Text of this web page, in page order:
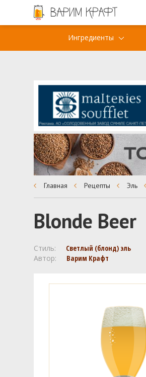
Ингредиенты
Главная Рецепты Эль
Blonde Beer
Стиль:
Светлый (блонд) эль
Автор:
Варим Крафт